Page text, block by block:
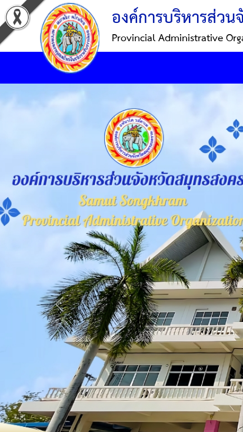
องค์การบริหารส่ว
Provincial Administrative
Previous